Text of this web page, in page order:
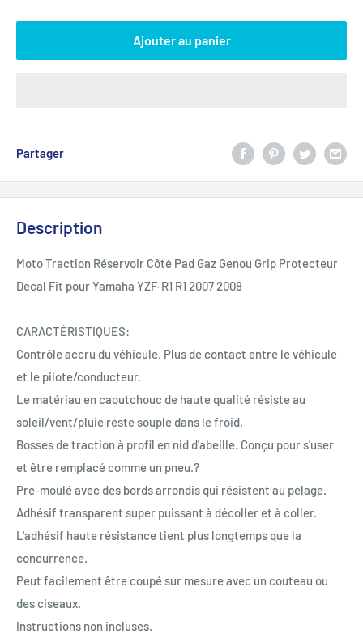
Ajouter au panier
Partager
Description
Moto Traction Réservoir Côté Pad Gaz Genou Grip Protecteur
Decal Fit pour Yamaha YZF-R1 R1 2007 2008
CARACTÉRISTIQUES:
Contrôle accru du véhicule. Plus de contact entre le véhicule
et le pilote/conducteur.
Le matériau en caoutchouc de haute qualité résiste au
soleil/vent/pluie reste souple dans le froid.
Bosses de traction à profil en nid d'abeille. Conçu pour s'user
et être remplacé comme un pneu.?
Pré-moulé avec des bords arrondis qui résistent au pelage.
Adhésif transparent super puissant à décoller et à coller.
L'adhésif haute résistance tient plus longtemps que la
concurrence.
Peut facilement être coupé sur mesure avec un couteau ou
des ciseaux.
Instructions non incluses.